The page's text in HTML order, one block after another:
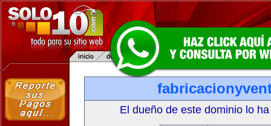
El dueño de este dominio lo